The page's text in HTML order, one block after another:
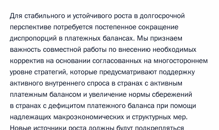
Для стабильного и устойчивого роста в долгосрочной
перспективе потребуется постепенное сокращение
диспропорций в платежных балансах. Мы признаем
важность совместной работы по внесению необходимых
корректив на основании согласованных на многостороннем
уровне стратегий, которые предусматривают поддержку
активного внутреннего спроса в странах с активным
платежным балансом и увеличение нормы сбережений
в странах с дефицитом платежного баланса при помощи
надлежащих макроэкономических и структурных мер.
Новые источники роста должны будут подкрепляться